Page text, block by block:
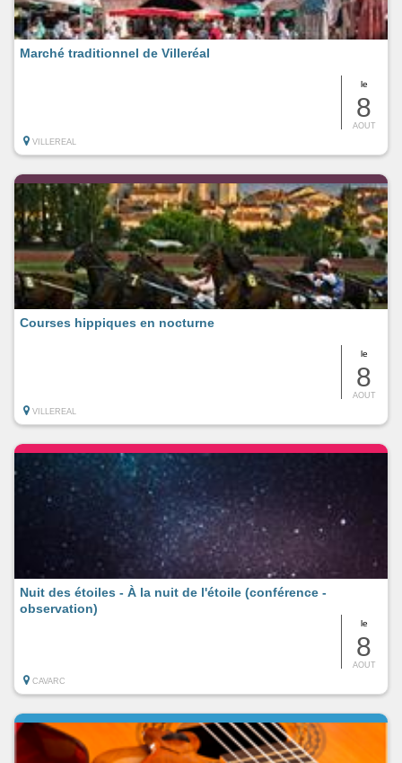
le
8
AOUT
Marché traditionnel de Villeréal
VILLEREAL
le
8
AOUT
Courses hippiques en nocturne
VILLEREAL
le
8
AOUT
Nuit des étoiles - À la nuit de l'étoile (conférence -
observation)
CAVARC